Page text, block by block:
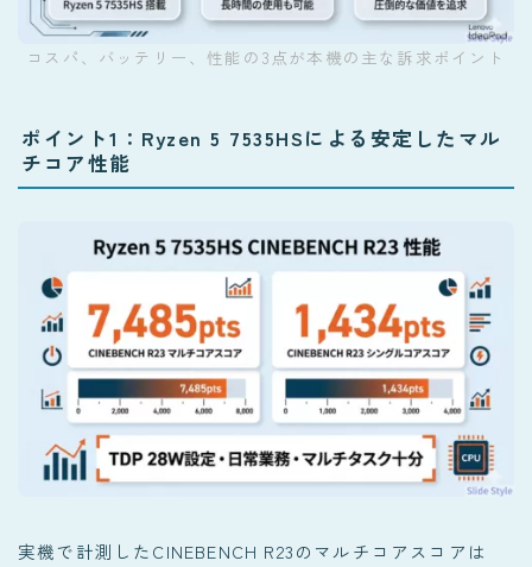
コスパ、バッテリー、性能の3点が本機の主な訴求ポイント
ポイント1：Ryzen 5 7535HSによる安定したマル
チコア性能
実機で計測したCINEBENCH R23のマルチコアスコアは